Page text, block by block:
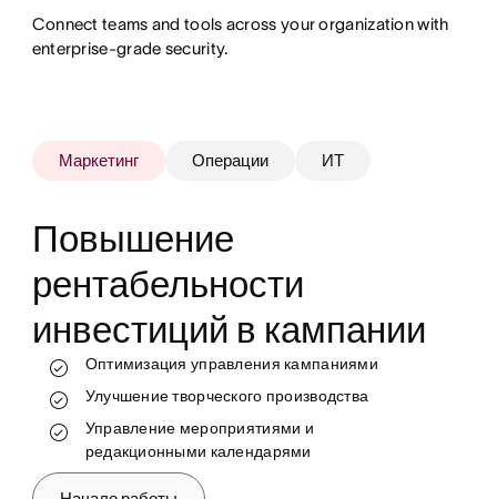
Connect teams and tools across your organization with
enterprise-grade security.
Маркетинг Операции ИТ
Повышение
рентабельности
инвестиций в кампании
Оптимизация управления кампаниями
Улучшение творческого производства
Управление мероприятиями и
редакционными календарями
Отслеживание работы и контроль за ходом
её выполнения в режиме реального
времени
Стандартизация и автоматизация
процессов
Снятие ограничений с групп для
достижения целевых показателей прибыли
Более эффективное распределение
ресурсов
Автоматизация и масштабирование
рабочих процессов
Адаптация и вывод сотрудников из штата